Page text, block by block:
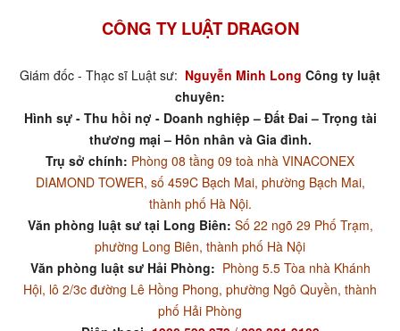
CÔNG TY LUẬT DRAGON
Giám đốc - Thạc sĩ Luật sư: Nguyễn Minh Long Công ty luật
chuyên:
Hình sự - Thu hồi nợ - Doanh nghiệp – Đất Đai – Trọng tài
thương mại – Hôn nhân và Gia đình.
Trụ sở chính: Phòng 08 tầng 09 toà nhà VINACONEX
DIAMOND TOWER, số 459C Bạch Mai, phường Bạch Mai,
thành phố Hà Nội.
Văn phòng luật sư tại Long Biên: Số 22 ngõ 29 Phố Trạm,
phường Long Biên, thành phố Hà Nội
Văn phòng luật sư Hải Phòng: Phòng 5.5 Tòa nhà Khánh
Hội, lô 2/3c đường Lê Hồng Phong, phường Ngô Quyền, thành
phố Hải Phòng